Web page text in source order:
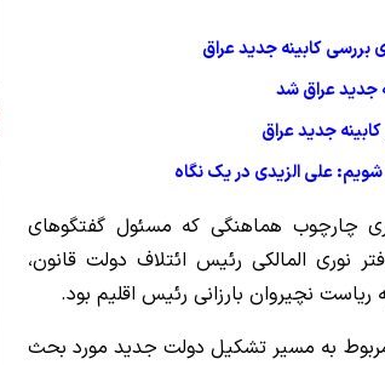
کابینه جدید عراق
جدید عراق شد
علی الزیدی در یک نگاه
چارچوب هماهنگی که مسئول گفتگوهای
نوری المالکی رئیس ائتلاف دولت قانون،
نچیروان بارزانی رئیس اقلیم بود.
به مسیر تشکیل دولت جدید مورد بحث